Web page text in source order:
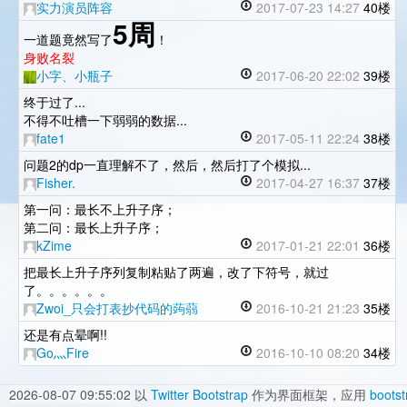
实力演员阵容 2017-07-23 14:27 40楼
一道题竟然写了5周 ！
身败名裂
小字、小瓶子
2017-06-20 22:02 39楼
终于过了...
不得不吐槽一下弱弱的数据...
fate1
2017-05-11 22:24 38楼
问题2的dp一直理解不了，然后，然后打了个模拟...
Fisher.
2017-04-27 16:37 37楼
第一问：最长不上升子序；
第二问：最长上升子序；
kZime
2017-01-21 22:01 36楼
把最长上升子序列复制粘贴了两遍，改了下符号，就过
了。。。。。。
Zwoi_只会打表抄代码的蒟蒻
2016-10-21 21:23 35楼
还是有点晕啊!!
Go灬Fire
2016-10-10 08:20 34楼
2026-08-07 09:55:02 以 Twitter Bootstrap 作为界面框架，应用